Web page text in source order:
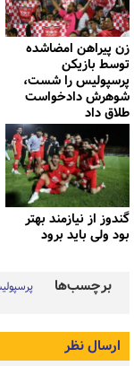
زن پیراهن امضاشده
توسط بازیکن
پرسپولیس را شست،
شوهرش دادخواست
طلاق داد
گندوز از نیازمند بهتر
بود ولی باید برود
برچسب‌ها
ارسال نظر